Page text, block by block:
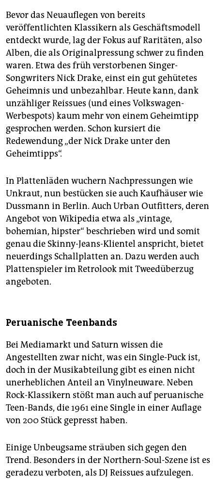
Bevor das Neuauflegen von bereits
veröffentlichten Klassikern als Geschäftsmodell
entdeckt wurde, lag der Fokus auf Raritäten, also
Alben, die als Originalpressung schwer zu finden
waren. Etwa des früh verstorbenen Singer-
Songwriters Nick Drake, einst ein gut gehütetes
Geheimnis und unbezahlbar. Heute kann, dank
unzähliger Reissues (und eines Volkswagen-
Werbespots) kaum mehr von einem Geheimtipp
gesprochen werden. Schon kursiert die
Redewendung „der Nick Drake unter den
Geheimtipps“.
In Plattenläden wuchern Nachpressungen wie
Unkraut, nun bestücken sie auch Kaufhäuser wie
Dussmann in Berlin. Auch Urban Outfitters, deren
Angebot von Wikipedia etwa als „vintage,
bohemian, hipster“ beschrieben wird und somit
genau die Skinny-Jeans-Klientel anspricht, bietet
neuerdings Schallplatten an. Dazu werden auch
Plattenspieler im Retrolook mit Tweedüberzug
angeboten.
Peruanische Teenbands
Bei Mediamarkt und Saturn wissen die
Angestellten zwar nicht, was ein Single-Puck ist,
doch in der Musikabteilung gibt es einen nicht
unerheblichen Anteil an Vinylneuware. Neben
Rock-Klassikern stößt man auch auf peruanische
Teen-Bands, die 1961 eine Single in einer Auflage
von 200 Stück gepresst haben.
Einige Unbeugsame sträuben sich gegen den
Trend. Besonders in der Northern-Soul-Szene ist es
geradezu verboten, als DJ Reissues aufzulegen.